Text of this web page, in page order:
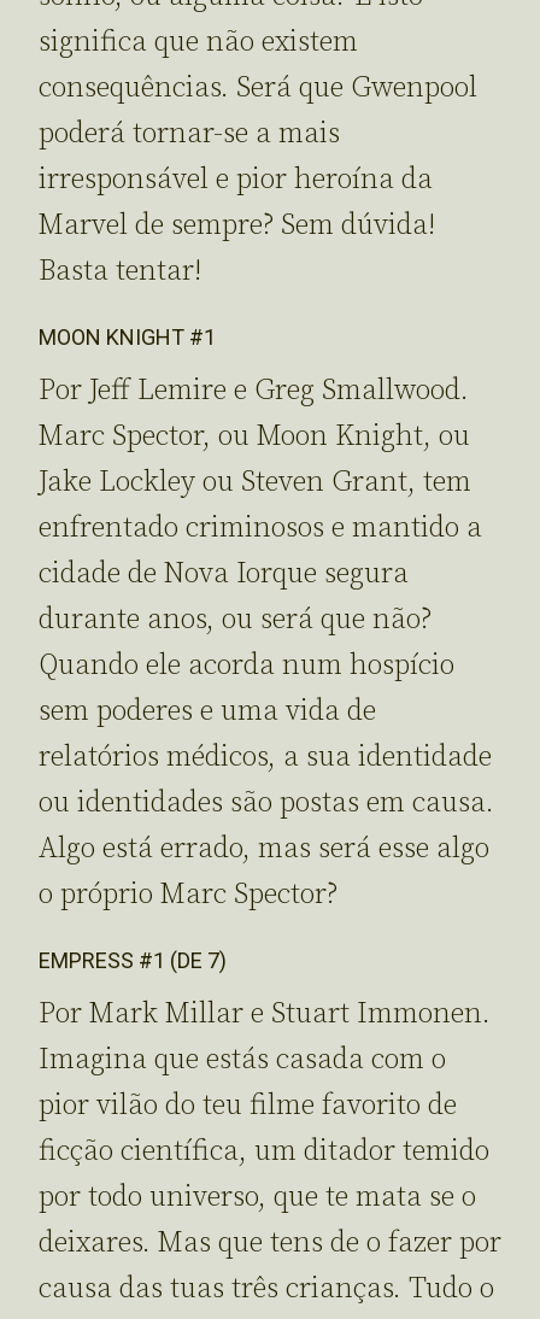
significa que não existem
consequências. Será que Gwenpool
poderá tornar-se a mais
irresponsável e pior heroína da
Marvel de sempre? Sem dúvida!
Basta tentar!
MOON KNIGHT #1
Por Jeff Lemire e Greg Smallwood.
Marc Spector, ou Moon Knight, ou
Jake Lockley ou Steven Grant, tem
enfrentado criminosos e mantido a
cidade de Nova Iorque segura
durante anos, ou será que não?
Quando ele acorda num hospício
sem poderes e uma vida de
relatórios médicos, a sua identidade
ou identidades são postas em causa.
Algo está errado, mas será esse algo
o próprio Marc Spector?
EMPRESS #1 (DE 7)
Por Mark Millar e Stuart Immonen.
Imagina que estás casada com o
pior vilão do teu filme favorito de
ficção científica, um ditador temido
por todo universo, que te mata se o
deixares. Mas que tens de o fazer por
causa das tuas três crianças. Tudo o